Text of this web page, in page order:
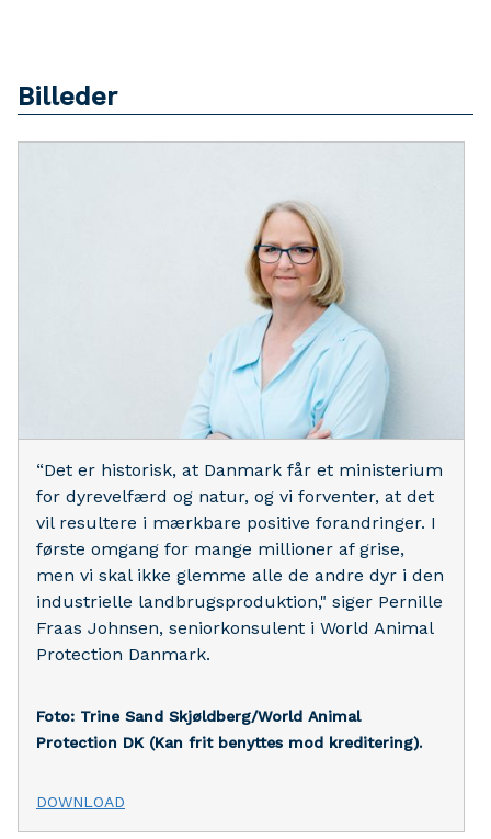
Billeder
“Det er historisk, at Danmark får et ministerium
for dyrevelfærd og natur, og vi forventer, at det
vil resultere i mærkbare positive forandringer. I
første omgang for mange millioner af grise,
men vi skal ikke glemme alle de andre dyr i den
industrielle landbrugsproduktion," siger Pernille
Fraas Johnsen, seniorkonsulent i World Animal
Protection Danmark.
Foto: Trine Sand Skjøldberg/World Animal
Protection DK (Kan frit benyttes mod kreditering).
DOWNLOAD